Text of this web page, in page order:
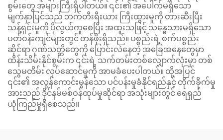
စွမ်းတွေ အများကြီးရှိပါတယ်။ ၎င်း၏ အပေါက်မရှိသော
မျက်နှာပြင်သည် ဘက်တီးရီးယား ကြီးထွားမှုကို တားဆီးပြီး
သန့်ရှင်းမှုကို ပိုလွယ်ကူစေပြီး အထူးသဖြင့် သန္ဓေသားမရှိသော
ပတ်ဝန်းကျင်များတွင် တန်ဖိုးရှိသည်။ ပစ္စည်းရဲ့ စက်ပစ္စည်း
ဆိုင်ရာ ဂုဏ်သတ္တိတွေကို ပြောင်းလဲနေတဲ့ အခြေအနေတွေမှာ
ထိန်းသိမ်းနိုင်စွမ်းက ၎င်းရဲ့ သက်တမ်းတစ်လျှောက်လုံးမှာ တစ်
သွေမတိမ်း လုပ်ဆောင်မှုကို အာမခံပေးပါတယ်။ ထို့အပြင်
၎င်း၏ အလွန်ကောင်းမွန်သော ပင်ပန်းမှုခံနိုင်ရည်နှင့် တိုက်ခိုက်မှု
အားသည် ဒိုင်နမ်မစ်ဝန်ထုပ်မှုဆိုင်ရာ အသုံးများတွင် ရေရှည်
ယုံကြည်မှုရှိစေသည်။